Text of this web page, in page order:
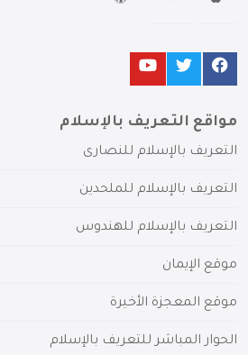
مواقع التعريف بالإسلام
التعريف بالإسلام للنصارى
التعريف بالإسلام للملحدين
التعريف بالإسلام للهندوس
موقع الإيمان
موقع المعجزة الأخيرة
الحوار المباشر للتعريف بالإسلام